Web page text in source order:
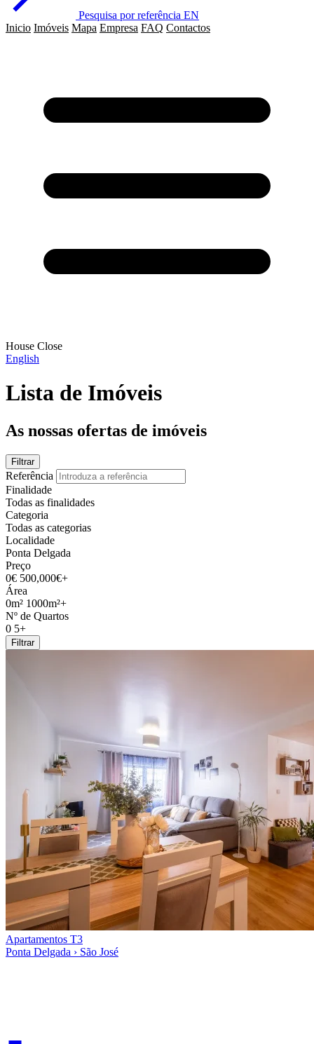
Pesquisa por referência EN
Inicio Imóveis Mapa Empresa FAQ Contactos
House Close
English
Lista de Imóveis
As nossas ofertas de imóveis
Filtrar
Referência
Finalidade
Todas as finalidades
Categoria
Todas as categorias
Localidade
Ponta Delgada
Preço
0€ 500,000€+
Área
0m² 1000m²+
Nº de Quartos
0 5+
Filtrar
Apartamentos T3
Ponta Delgada › São José